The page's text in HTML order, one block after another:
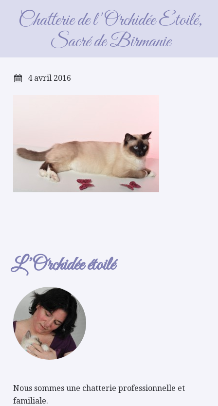
Chatterie de l'Orchidée Etoilé,
Sacré de Birmanie
Frimousse_2014_03_23 (25)
4 avril 2016
L’Orchidée étoilé
Nous sommes une chatterie professionnelle et
familiale.